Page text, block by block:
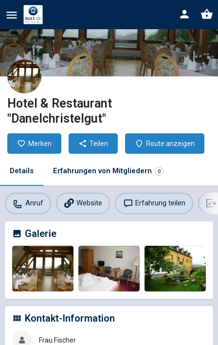
Hotel & Restaurant
"Danelchristelgut"
Merken Teilen Route anzeigen
Details Erfahrungen von Mitgliedern 0
Anruf Website Erfahrung teilen
Galerie
Kontakt-Information
Frau Fischer